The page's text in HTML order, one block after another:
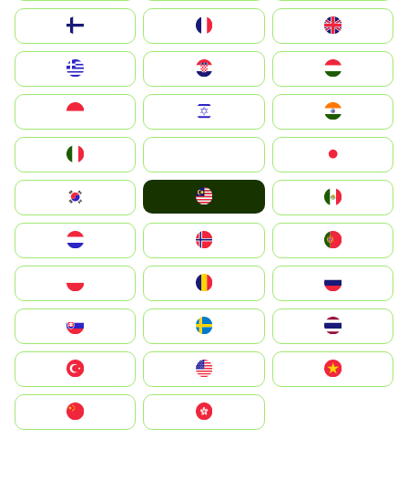
United Kingdom
Magyarország
South Korea
United States
中國香港特別行政區